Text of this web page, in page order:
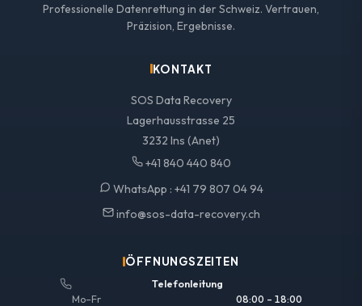
Professionelle Datenrettung in der Schweiz. Vertrauen,
Präzision, Ergebnisse.
KONTAKT
SOS Data Recovery
Lagerhausstrasse 25
3232 Ins (Anet)
+41 840 440 840
WhatsApp : +41 79 807 04 94
info@sos-data-recovery.ch
ÖFFNUNGSZEITEN
Telefonleitung
Mo–Fr
08:00 – 18:00